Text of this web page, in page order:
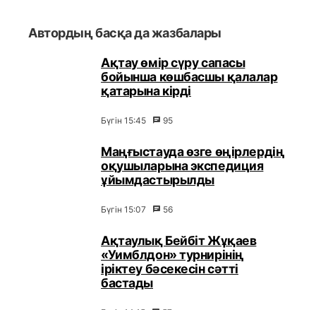
Автордың басқа да жазбалары
Ақтау өмір сүру сапасы
бойынша көшбасшы қалалар
қатарына кірді
Бүгін 15:45 95
Маңғыстауда өзге өңірлердің
оқушыларына экспедиция
ұйымдастырылды
Бүгін 15:07 56
Ақтаулық Бейбіт Жұқаев
«Уимблдон» турнирінің
іріктеу бәсекесін сәтті
бастады